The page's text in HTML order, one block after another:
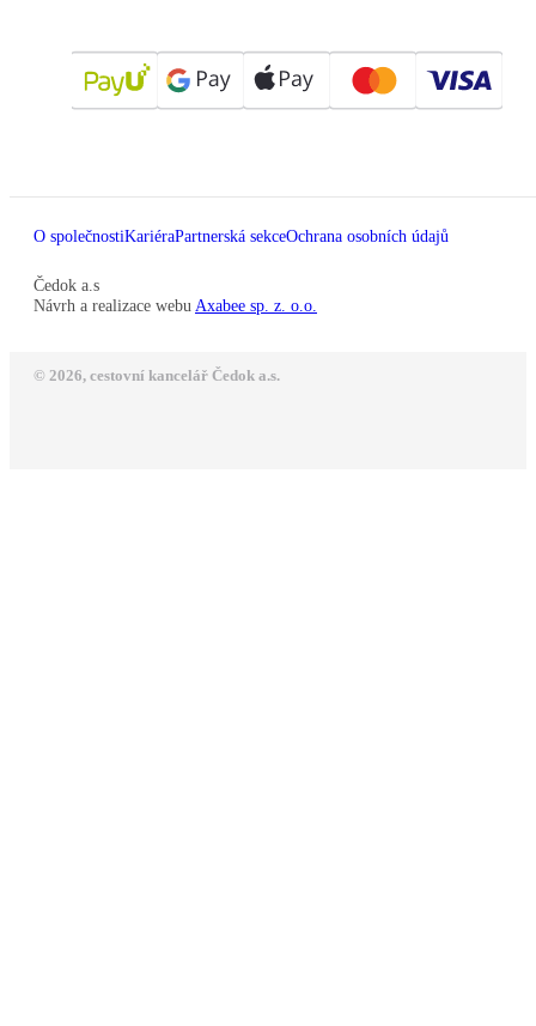
O společnostiKariéraPartnerská sekceOchrana osobních údajů
Čedok a.s
Návrh a realizace webu Axabee sp. z. o.o.
© 2026, cestovní kancelář Čedok a.s.